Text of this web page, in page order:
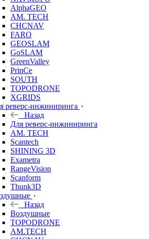
AlphaGEO
AM. TECH
CHCNAV
FARO
GEOSLAM
GoSLAM
GreenValley
PrinCe
SOUTH
TOPODRONE
XGRIDS
реверс-инжиниринга
Назад
Для реверс-инжиниринга
AM. TECH
Scantech
SHINING 3D
Exametra
RangeVision
Scanform
Thunk3D
Назад
Воздушные
TOPODRONE
AM.TECH